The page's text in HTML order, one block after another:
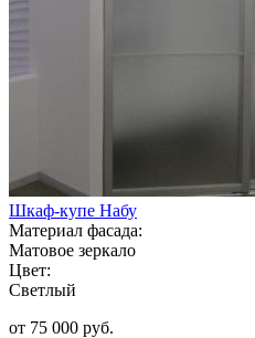
Шкаф-купе Набу
Материал фасада:
Матовое зеркало
Цвет:
Светлый
от 75 000 руб.